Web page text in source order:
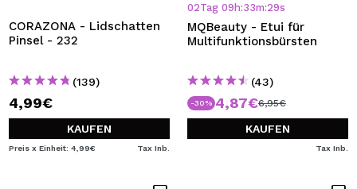
CORAZONA - Lidschatten
Pinsel - 232
(139)
4,99€
KAUFEN
Preis x Einheit: 4,99€ Tax Inb.
02Tag 09 h:33m:28s
MQBeauty - Etui für
Multifunktionsbürsten
(43)
-30% 4,87€6,95€
KAUFEN
Tax Inb.